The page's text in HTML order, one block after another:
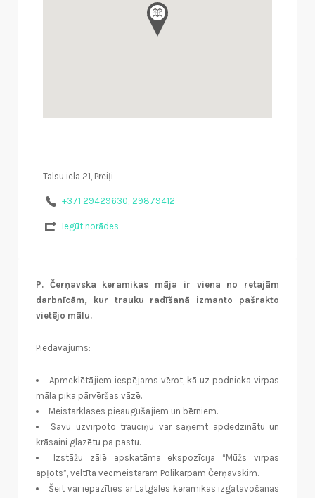
Talsu iela 21, Preiļi
+371 29429630; 29879412
Iegūt norādes
P. Čerņavska keramikas māja ir viena no retajām
darbnīcām, kur trauku radīšanā izmanto pašrakto
vietējo mālu.
Piedāvājums:
Apmeklētājiem iespējams vērot, kā uz podnieka virpas
māla pika pārvēršas vāzē.
Meistarklases pieaugušajiem un bērniem.
Savu uzvirpoto trauciņu var saņemt apdedzinātu un
krāsaini glazētu pa pastu.
Izstāžu zālē apskatāma ekspozīcija “Mūžs virpas
apļots”, veltīta vecmeistaram Polikarpam Čerņavskim.
Šeit var iepazīties ar Latgales keramikas izgatavošanas